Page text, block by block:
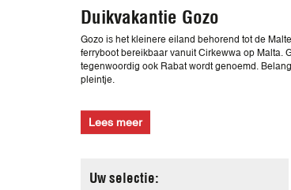
Duikvakantie Gozo
Gozo is het kleinere eiland behorend tot de
ferryboot bereikbaar vanuit Cirkewwa op Malta.
tegenwoordig ook Rabat wordt genoemd.
pleintje.
Lees meer
Uw selectie: